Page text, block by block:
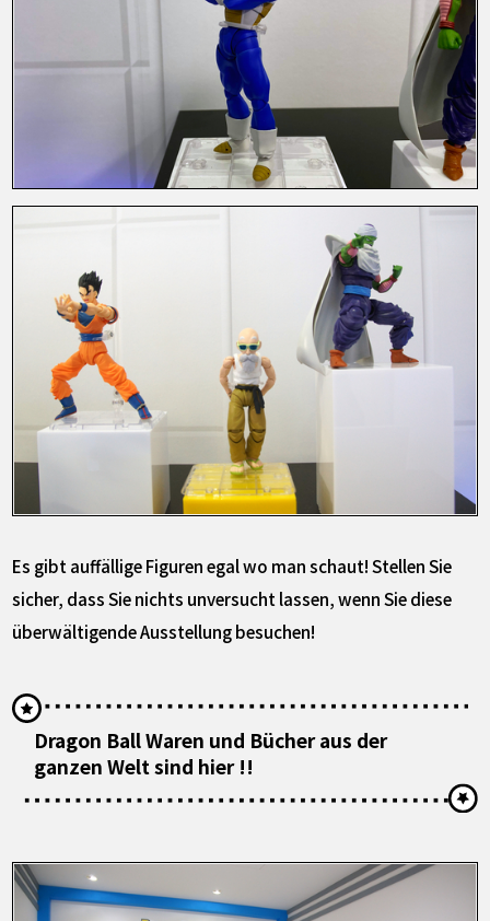
Es gibt auffällige Figuren egal wo man schaut! Stellen Sie
sicher, dass Sie nichts unversucht lassen, wenn Sie diese
überwältigende Ausstellung besuchen!
Dragon Ball Waren und Bücher aus der
ganzen Welt sind hier !!